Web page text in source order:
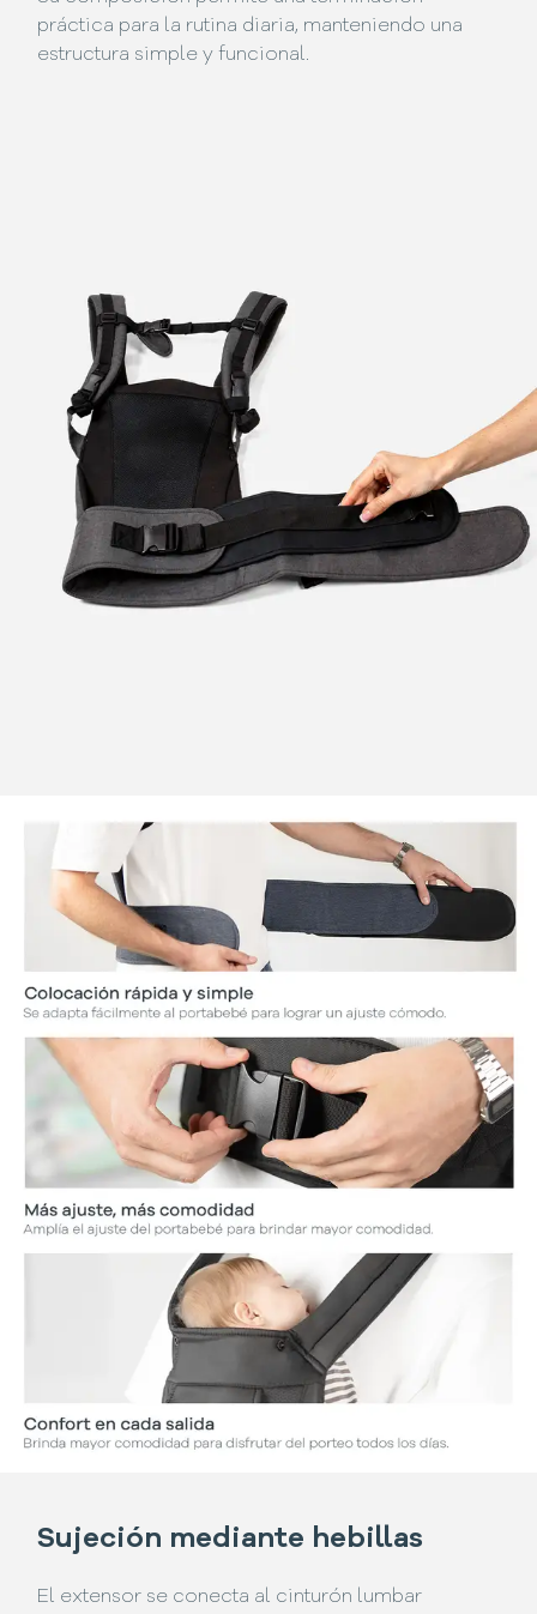
práctica para la rutina diaria, manteniendo una
estructura simple y funcional.
Sujeción mediante hebillas
El extensor se conecta al cinturón lumbar